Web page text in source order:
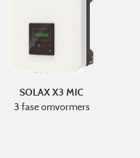
SOLAX X3 MIC
3 fase omvormers